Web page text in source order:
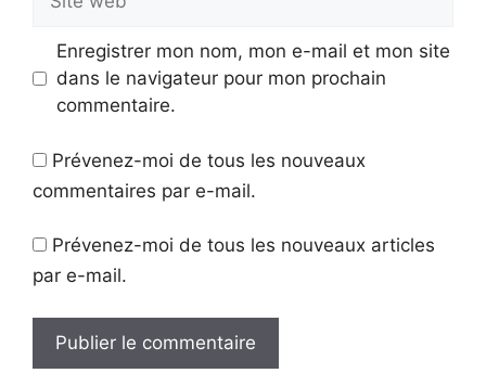
web
Enregistrer mon nom, mon e-mail et mon site
dans le navigateur pour mon prochain
commentaire.
Prévenez-moi de tous les nouveaux
commentaires par e-mail.
Prévenez-moi de tous les nouveaux articles
par e-mail.